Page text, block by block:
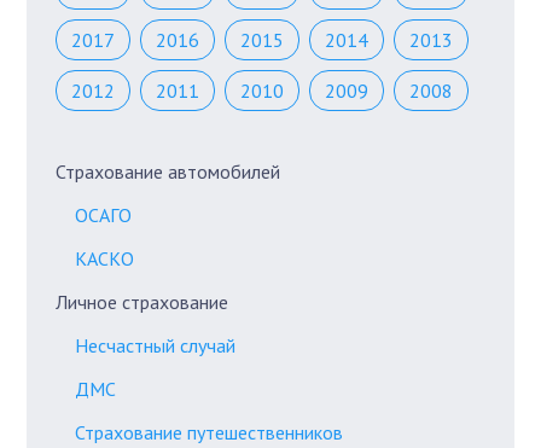
2017 2016 2015 2014 2013
2012 2011 2010 2009 2008
Страхование автомобилей
ОСАГО
КАСКО
Личное страхование
Несчастный случай
ДМС
Страхование путешественников